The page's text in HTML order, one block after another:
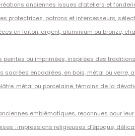
anciennes issues d’ateliers et
protectrices, patrons et intercesseurs,
en laiton, argent, aluminium ou bronze,
ou imprimées, inspirées des traditions
encadrées, en bois, métal ou verre,
métal ou porcelaine, témoins de la
emblématiques, reconnues pour
: impressions religieuses d’époque,